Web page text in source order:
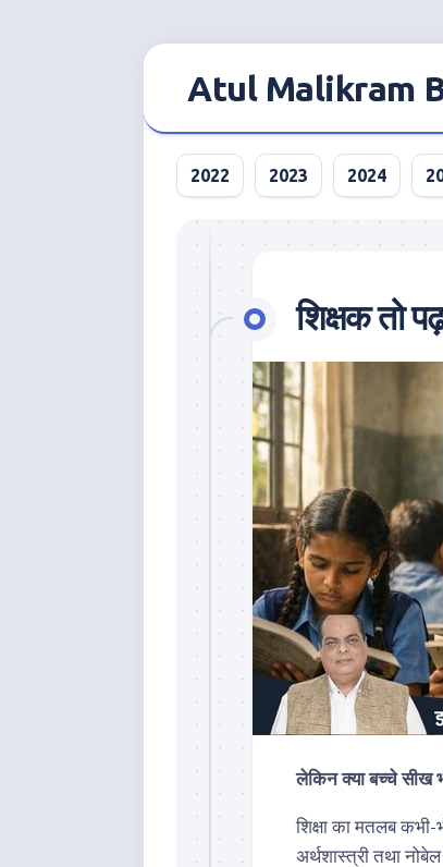
Atul Malikram
2022 2023 2024
शिक्षक तो
लेकिन क्या बच्चे सीख
शिक्षा का मतलब
अर्थशास्त्री तथा